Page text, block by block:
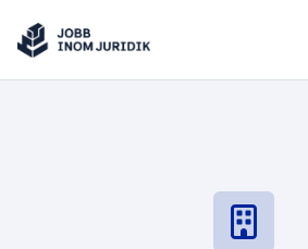
Hoppa till innehåll
Jobbinomjuridik